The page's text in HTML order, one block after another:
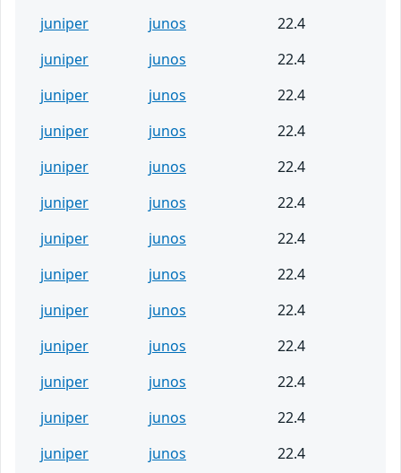
juniper junos
22.4
juniper
junos
22.4
juniper
junos
22.4
juniper
junos
22.4
juniper
junos
22.4
juniper
junos
22.4
juniper
junos
22.4
juniper
junos
22.4
juniper
junos
22.4
juniper
junos
22.4
juniper
junos
22.4
juniper
junos
22.4
juniper
junos
22.4